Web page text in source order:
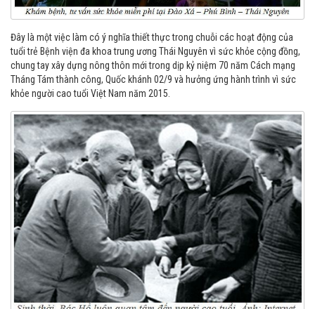
Đây là một việc làm có ý nghĩa thiết thực trong chuỗi các hoạt động của
tuổi trẻ Bệnh viện đa khoa trung ương Thái Nguyên vì sức khỏe cộng đồng,
chung tay xây dựng nông thôn mới trong dịp kỷ niệm 70 năm Cách mạng
Tháng Tám thành công, Quốc khánh 02/9 và hưởng ứng hành trình vì sức
khỏe người cao tuổi Việt Nam năm 2015.